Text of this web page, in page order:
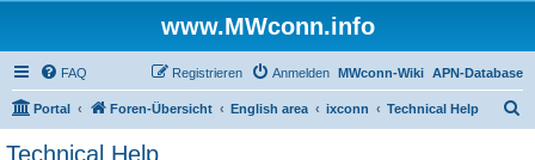
www.MWconn.info
FAQ APN-Database
MWconn-Wiki
Anmelden
Registrieren
Portal Foren-Übersicht English area ixconn Technical Help
Technical Help